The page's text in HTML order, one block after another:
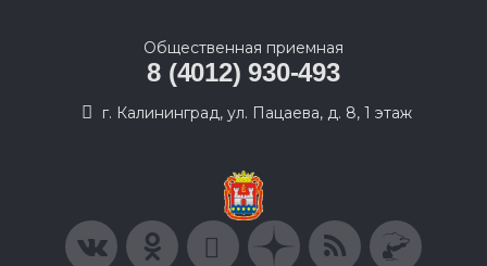
Общественная приемная
8 (4012) 930-493
г. Калининград, ул. Пацаева, д. 8, 1 этаж